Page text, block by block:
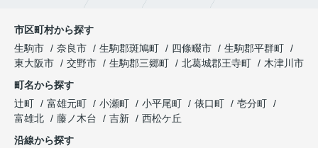
市区町村から探す
生駒市
奈良市 生駒郡斑鳩町 四條畷市
生駒郡平群町
東大阪市
交野市 生駒郡三郷町 北葛城郡王寺町
木津川市
町名から探す
辻町
富雄元町 小瀬町 小平尾町 俵口町
壱分町
富雄北
藤ノ木台 吉新
西松ケ丘
沿線から探す